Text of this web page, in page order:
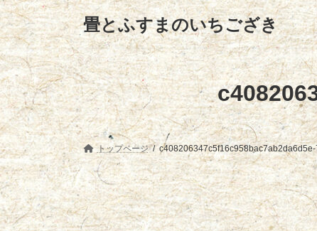
コ
ン
テ
ン
ツ
へ
ス
キ
ッ
プ
ナ
ビ
ゲ
ー
シ
ョ
ン
に
移
動
畳とふすまのいちござき
トップページ